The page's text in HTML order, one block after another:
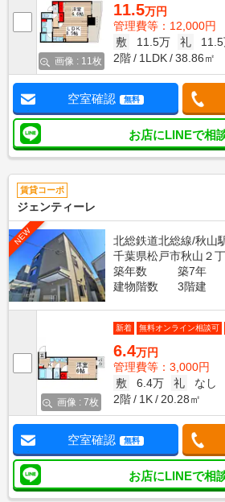
画像 : 11枚
11.5万円
管理費等：12,000円
敷
11.5万 礼
2階
1LDK 38.86㎡
空室確認 無料
お店にLINEで相
賃貸コーポ
ジェンティーレ
NEW
北総鉄道北総線/秋山
千葉県松戸市秋山２
築年数
築7年
建物階数
3階建
画像 : 7枚
新着 無料オンライン相談可
6.4万円
管理費等：3,000円
敷
6.4万 礼
なし
2階
1K 20.28㎡
空室確認 無料
お店にLINEで相